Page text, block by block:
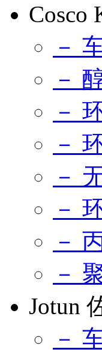
Cosco
－
－
－
－
－
－
－
－
Jotun
－